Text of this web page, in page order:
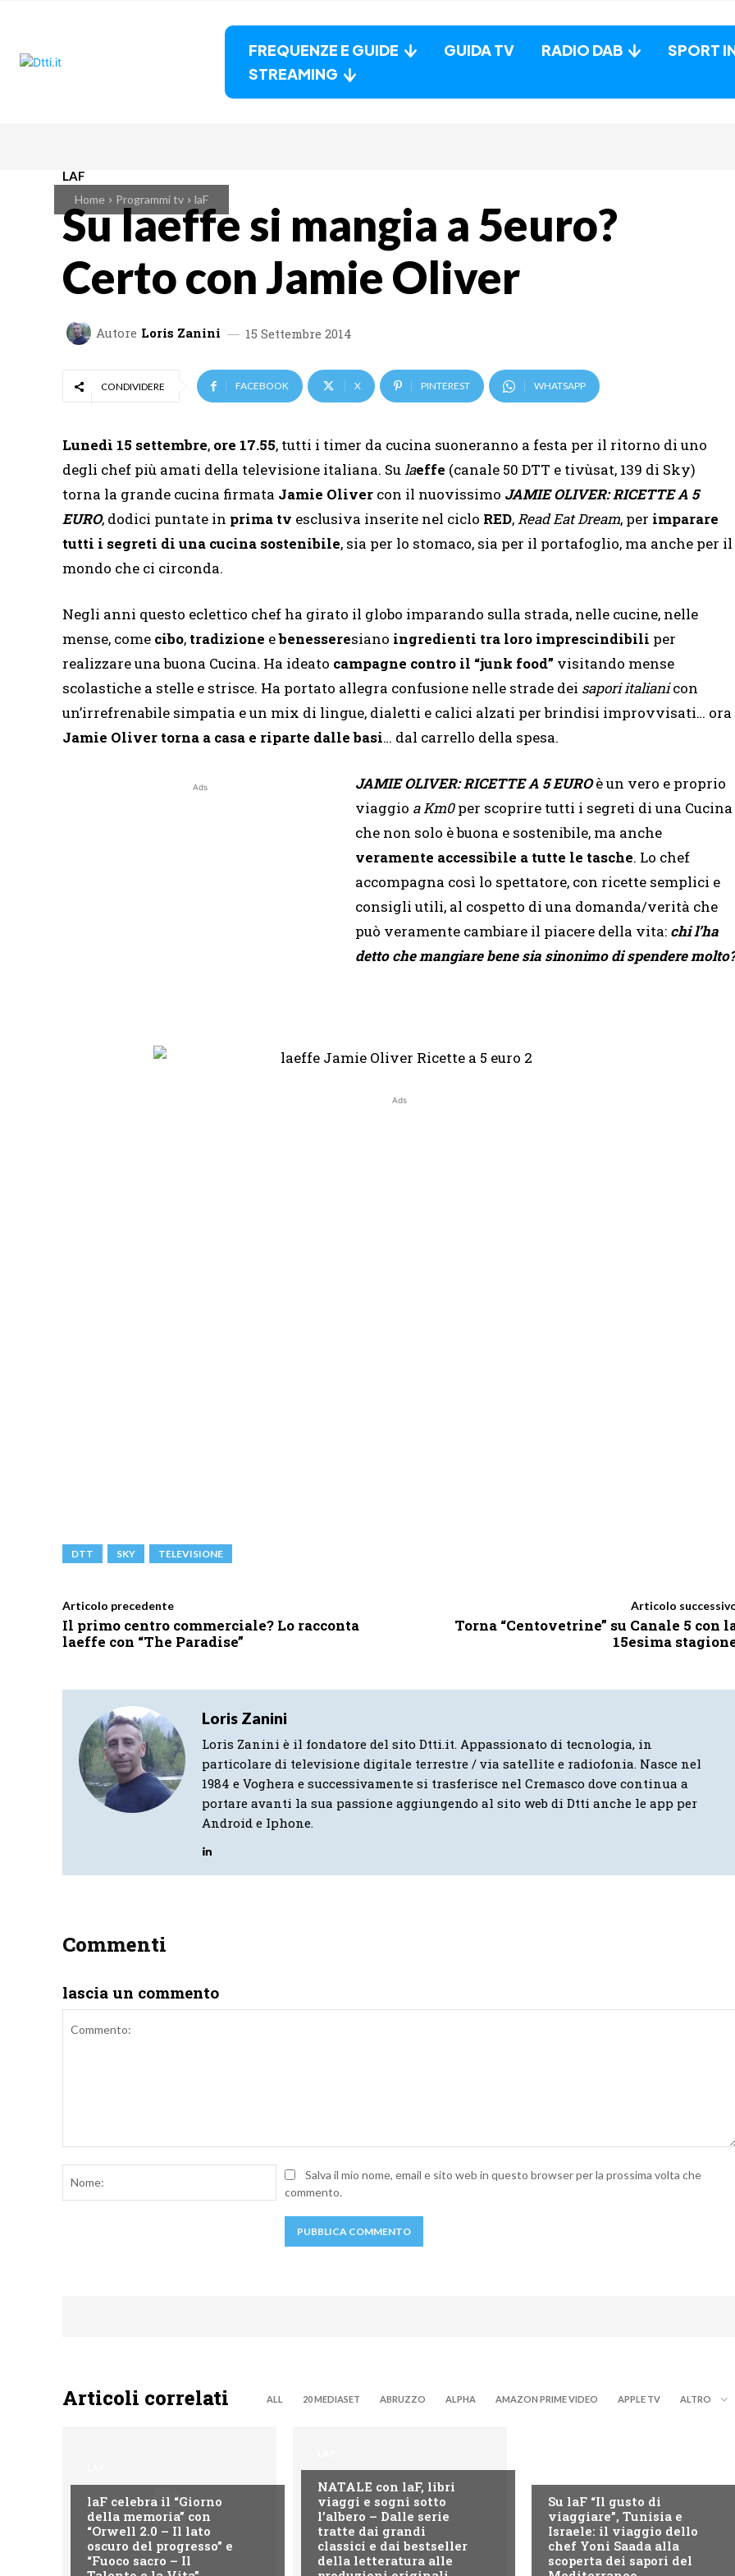
FREQUENZE E GUIDE GUIDA TV RADIO DAB SPORT
STREAMING
Home Programmi tv laF
LAF
Su laeffe si mangia a 5euro?
Certo con Jamie Oliver
Autore Loris Zanini 15 Settembre 2014
CONDIVIDERE FACEBOOK X PINTEREST WHATSAPP
Lunedì 15 settembre, ore 17.55, tutti i timer da cucina suoneranno a festa per il ritorno di uno
degli chef più amati della televisione italiana. Sulaeffe (canale 50 DTT e tivùsat, 139 di Sky)
torna la grande cucina firmata Jamie Oliver con il nuovissimo JAMIE OLIVER: RICETTE A 5
EURO, dodici puntate in prima tv esclusiva inserite nel ciclo RED,Read Eat Dream, per imparare
tutti i segreti di una cucina sostenibile, sia per lo stomaco, sia per il portafoglio, ma anche per il
mondo che ci circonda.
Negli anni questo eclettico chef ha girato il globo imparando sulla strada, nelle cucine, nelle
mense, come cibo, tradizione ebenesseresiano ingredienti tra loro imprescindibili per
realizzare una buona Cucina. Ha ideato campagne contro il “junk food” visitando mense
scolastiche a stelle e strisce. Ha portato allegra confusione nelle strade dei sapori italianicon
un’irrefrenabile simpatia e un mix di lingue, dialetti e calici alzati per brindisi improvvisati… ora
Jamie Oliver torna a casa e riparte dalle basi… dal carrello della spesa.
Ads JAMIE OLIVER: RICETTE A 5 EUROè un vero e proprio
viaggio a Km0per scoprire tutti i segreti di una Cucina
che non solo è buona e sostenibile, ma anche
veramente accessibile a tutte le tasche. Lo chef
accompagna così lo spettatore, con ricette semplici e
consigli utili, al cospetto di una domanda/verità che
può veramente cambiare il piacere della vita: chi l’ha
detto che mangiare bene sia sinonimo di spendere molto?
Ads
DTT SKY TELEVISIONE
Articolo precedente
Il primo centro commerciale? Lo racconta
laeffe con “The Paradise”
Articolo
Torna “Centovetrine” su Canale 5 con
15esima
Loris Zanini
Loris Zanini è il fondatore del sito Dtti.it. Appassionato di tecnologia, in
particolare di televisione digitale terrestre / via satellite e radiofonia. Nasce nel
1984 e Voghera e successivamente si trasferisce nel Cremasco dove continua a
portare avanti la sua passione aggiungendo al sito web di Dtti anche le app per
Android e Iphone.
Commenti
lascia un commento
Nome:Salva il mio nome, email e sito web in questo browser per la prossima volta che
commento.
Articoli correlati ALL 20 MEDIASET ABRUZZO ALPHA AMAZON PRIME VIDEO APPLE TV ALTRO
laF celebra il “Giorno
della memoria” con
“Orwell 2.0 – Il lato
oscuro del progresso” e
“Fuoco sacro – Il
NATALE con laF, libri
viaggi e sogni sotto
l’albero – Dalle serie
tratte dai grandi
classici e dai bestseller
della letteratura alle
Su laF “Il gusto di
viaggiare”, Tunisia e
Israele: il viaggio dello
chef Yoni Saada alla
scoperta dei sapori del